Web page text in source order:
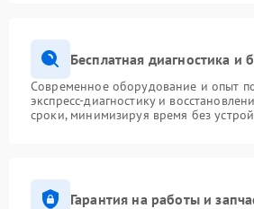
Бесплатная диагностика и
Современное оборудование и опыт
экспресс-диагностику и
сроки, минимизируя время без
Гарантия на работы и